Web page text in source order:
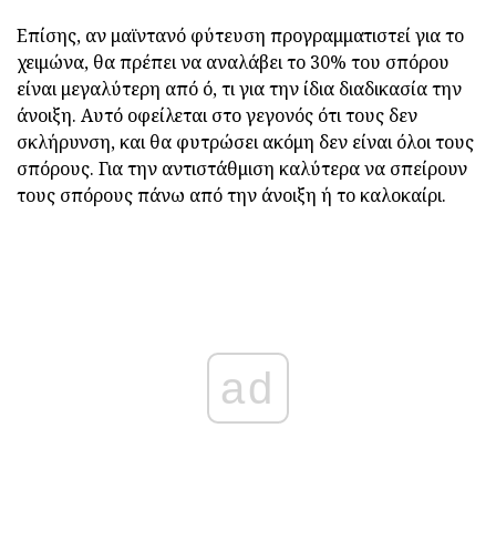
Επίσης, αν μαϊντανό φύτευση προγραμματιστεί για το
χειμώνα, θα πρέπει να αναλάβει το 30% του σπόρου
είναι μεγαλύτερη από ό, τι για την ίδια διαδικασία την
άνοιξη. Αυτό οφείλεται στο γεγονός ότι τους δεν
σκλήρυνση, και θα φυτρώσει ακόμη δεν είναι όλοι τους
σπόρους. Για την αντιστάθμιση καλύτερα να σπείρουν
τους σπόρους πάνω από την άνοιξη ή το καλοκαίρι.
ad